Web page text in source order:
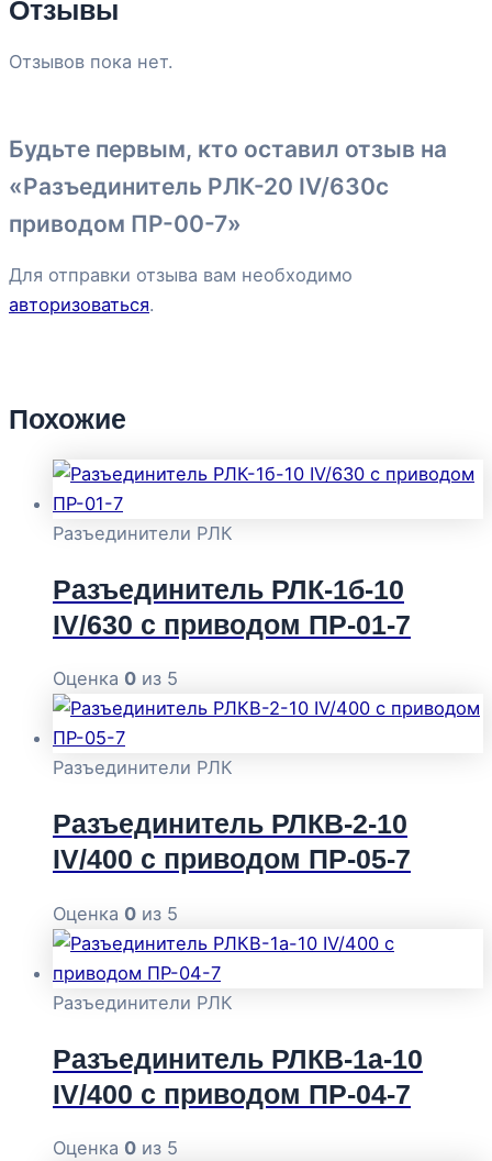
Отзывы
Отзывов пока нет.
Будьте первым, кто оставил отзыв на
«Разъединитель РЛК-20 IV/630с
приводом ПР-00-7»
Для отправки отзыва вам необходимо
авторизоваться.
Похожие
Разъединители РЛК
Разъединитель РЛК-1б-10
IV/630 с приводом ПР-01-7
Оценка 0 из 5
Разъединители РЛК
Разъединитель РЛКВ-2-10
IV/400 с приводом ПР-05-7
Оценка 0 из 5
Разъединители РЛК
Разъединитель РЛКВ-1а-10
IV/400 с приводом ПР-04-7
Оценка 0 из 5